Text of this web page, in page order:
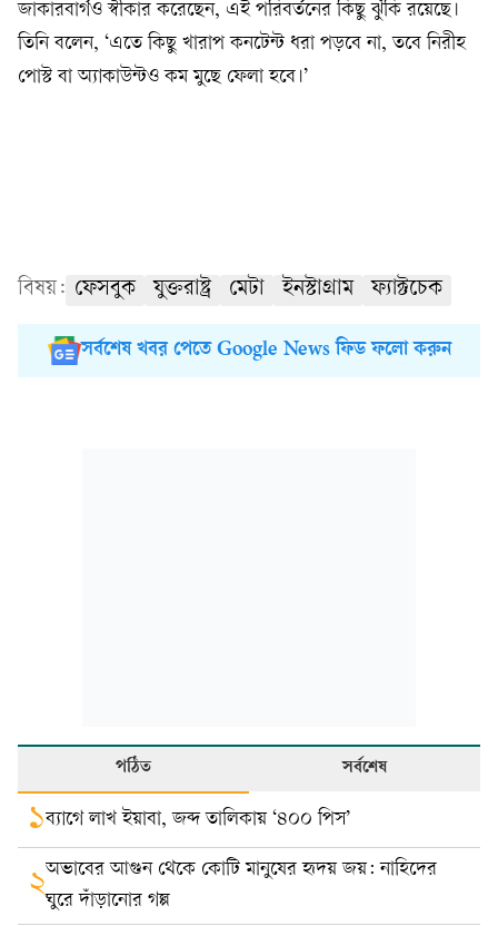
জাকারবার্গও স্বীকার করেছেন, এই পরিবর্তনের কিছু ঝুঁকি রয়েছে।
তিনি বলেন, ‘এতে কিছু খারাপ কনটেন্ট ধরা পড়বে না, তবে নিরীহ
পোস্ট বা অ্যাকাউন্টও কম মুছে ফেলা হবে।’
বিষয়: ফেসবুক যুক্তরাষ্ট্র মেটা ইনস্টাগ্রাম ফ্যাক্টচেক
সর্বশেষ খবর পেতে Google News ফিড ফলো করুন
পঠিত সর্বশেষ
১ব্যাগে লাখ ইয়াবা, জব্দ তালিকায় ‘৪০০ পিস’
২অভাবের আগুন থেকে কোটি মানুষের হৃদয় জয়: নাহিদের
ঘুরে দাঁড়ানোর গল্প